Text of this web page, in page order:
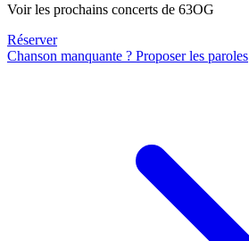
Voir les prochains concerts de 63OG
Réserver
Chanson manquante ? Proposer les paroles